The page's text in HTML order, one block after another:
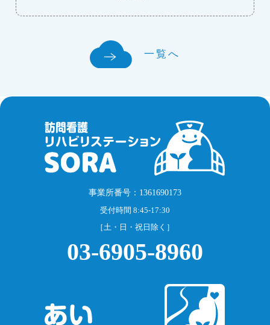
一覧へ
事業所番号：1361690173
受付時間 8:45-17:30
［土・日・祝日除く］
03-6905-8960